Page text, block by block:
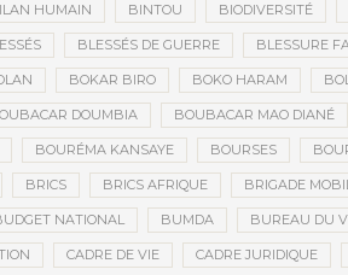
HUMAIN BINTOU BIODIVERSITÉ
BLESSÉS DE GUERRE BLESSURE
BOKAR BIRO BOKO HARAM
DOUMBIA BOUBACAR MAO DIANÉ
BOURÉMA KANSAYE BOURSES
BRICS BRICS AFRIQUE BRIGADE
NATIONAL BUMDA BUREAU DU
CADRE DE VIE CADRE JURIDIQUE